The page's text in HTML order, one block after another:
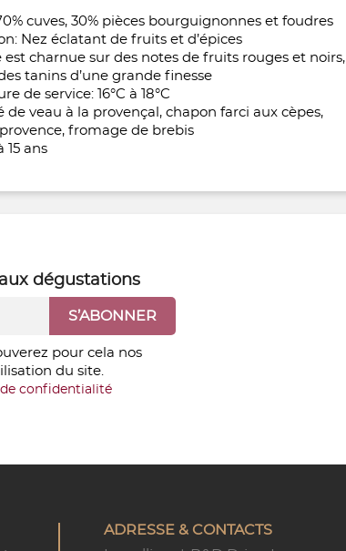
cuves, 30% pièces bourguignonnes et foudres
Nez éclatant de fruits et d’épices
est charnue sur des notes de fruits rouges et noirs,
tanins d’une grande finesse
de service: 16°C à 18°C
de veau à la provençal, chapon farci aux cèpes,
fromage de brebis
15 ans
dégustations
pour cela nos
du site.
confidentialité
ADRESSE & CONTACTS